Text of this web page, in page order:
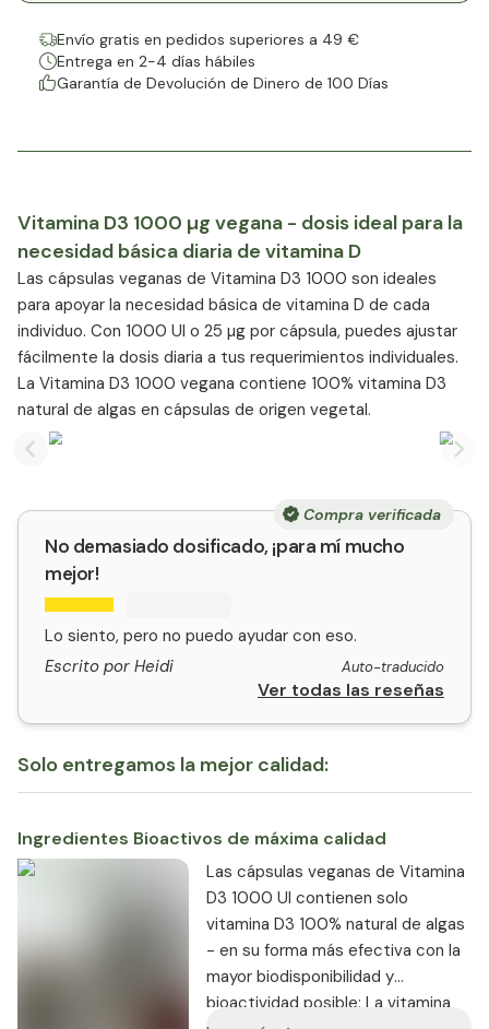
Envío gratis en pedidos superiores a 49 €
Entrega en 2-4 días hábiles
Garantía de Devolución de Dinero de 100 Días
Vitamina D3 1000 µg vegana - dosis ideal para la
necesidad básica diaria de vitamina D
Las cápsulas veganas de Vitamina D3 1000 son ideales
para apoyar la necesidad básica de vitamina D de cada
individuo. Con 1000 UI o 25 µg por cápsula, puedes ajustar
fácilmente la dosis diaria a tus requerimientos individuales.
La Vitamina D3 1000 vegana contiene 100% vitamina D3
natural de algas en cápsulas de origen vegetal.
Previous slide
Compra verificada
No demasiado dosificado, ¡para mí mucho
mejor!
Lo siento, pero no puedo ayudar con eso.
Escrito por Heidi
Auto-traducido
Ver todas las reseñas
Solo entregamos la mejor calidad:
Ingredientes Bioactivos de máxima calidad
Las cápsulas veganas de Vitamina
D3 1000 UI contienen solo
vitamina D3 100% natural de algas
- en su forma más efectiva con la
mayor biodisponibilidad y
bioactividad posible: La vitamina